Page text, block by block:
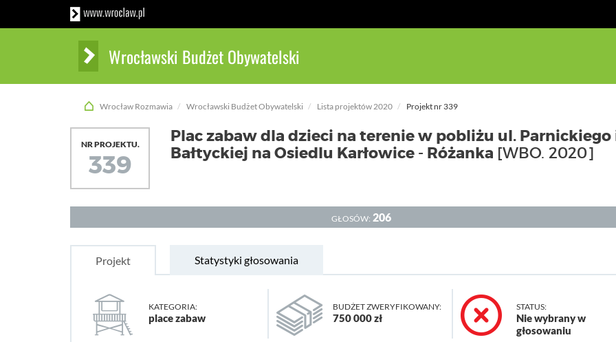
Wrocławski Budżet Obywatelski
Wrocław Rozmawia Wrocławski Budżet Obywatelski Lista projektów 2020 Projekt nr 339
NR PROJEKTU.
339
Plac zabaw dla dzieci na terenie w pobliżu ul. Parnickiego
Bałtyckiej na Osiedlu Karłowice - Różanka [WBO. 2020]
GŁOSÓW: 206
Projekt Statystyki głosowania
KATEGORIA:
place zabaw
BUDŻET ZWERYFIKOWANY:
750 000 zł
STATUS:
Nie wybrany w
głosowaniu